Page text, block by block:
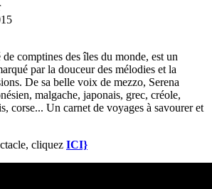
comptines des îles du monde, est un
par la douceur des mélodies et la
De sa belle voix de mezzo, Serena
malgache, japonais, grec, créole,
corse... Un carnet de voyages à savourer et
cliquez ICI}